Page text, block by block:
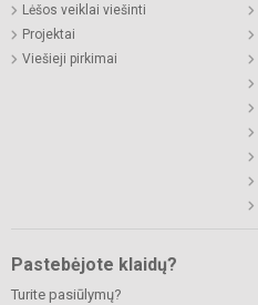
Lėšos veiklai viešinti
Projektai
Viešieji pirkimai
Pastebėjote klaidų?
Turite pasiūlymų?